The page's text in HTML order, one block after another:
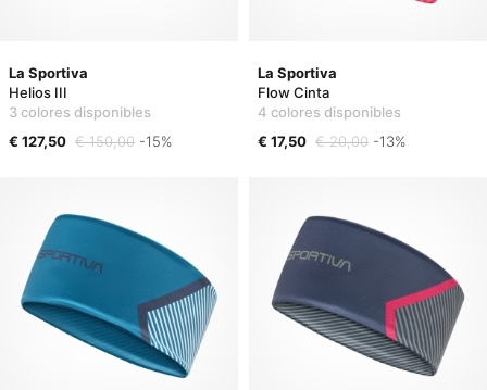
La Sportiva
Helios III
3 colores disponibles
€ 127,50 € 150,00 -15%
La Sportiva
Flow Cinta
4 colores disponibles
€ 17,50 € 20,00 -13%